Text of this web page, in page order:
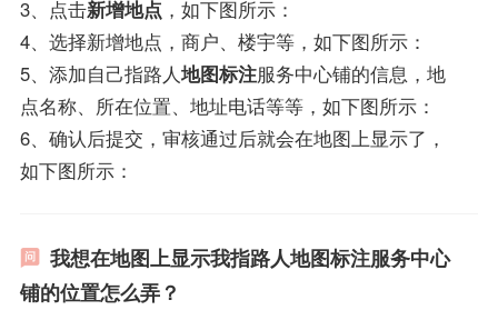
3、点击新增地点 ，如下图所示：
4、选择新增地点，商户、楼宇等，如下图所示：
5、添加自己指路人地图标注服务中心铺的信息，地
点名称、所在位置、地址电话等等，如下图所示：
6、确认后提交，审核通过后就会在地图上显示了，
如下图所示：
我想在地图上显示我指路人地图标注服务中心
铺的位置怎么弄？